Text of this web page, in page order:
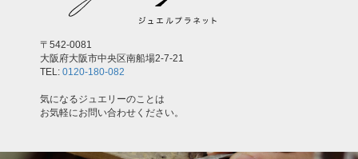
〒542-0081
大阪府大阪市中央区南船場2-7-21
TEL: 0120-180-082
気になるジュエリーのことは
お気軽にお問い合わせください。